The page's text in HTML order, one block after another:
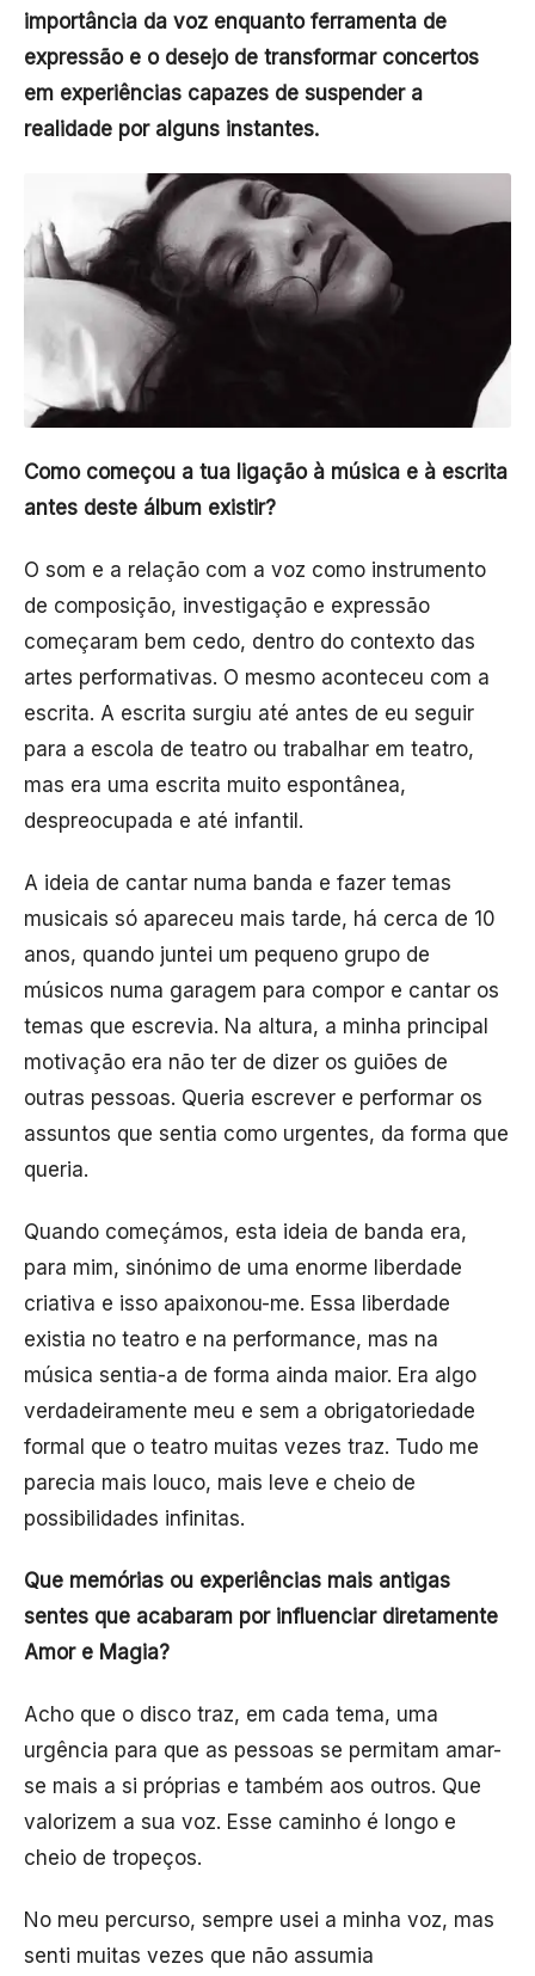
importância da voz enquanto ferramenta de
expressão e o desejo de transformar concertos
em experiências capazes de suspender a
realidade por alguns instantes.
Como começou a tua ligação à música e à escrita
antes deste álbum existir?
O som e a relação com a voz como instrumento
de composição, investigação e expressão
começaram bem cedo, dentro do contexto das
artes performativas. O mesmo aconteceu com a
escrita. A escrita surgiu até antes de eu seguir
para a escola de teatro ou trabalhar em teatro,
mas era uma escrita muito espontânea,
despreocupada e até infantil.
A ideia de cantar numa banda e fazer temas
musicais só apareceu mais tarde, há cerca de 10
anos, quando juntei um pequeno grupo de
músicos numa garagem para compor e cantar os
temas que escrevia. Na altura, a minha principal
motivação era não ter de dizer os guiões de
outras pessoas. Queria escrever e performar os
assuntos que sentia como urgentes, da forma que
queria.
Quando começámos, esta ideia de banda era,
para mim, sinónimo de uma enorme liberdade
criativa e isso apaixonou-me. Essa liberdade
existia no teatro e na performance, mas na
música sentia-a de forma ainda maior. Era algo
verdadeiramente meu e sem a obrigatoriedade
formal que o teatro muitas vezes traz. Tudo me
parecia mais louco, mais leve e cheio de
possibilidades infinitas.
Que memórias ou experiências mais antigas
sentes que acabaram por influenciar diretamente
Amor e Magia?
Acho que o disco traz, em cada tema, uma
urgência para que as pessoas se permitam amar-
se mais a si próprias e também aos outros. Que
valorizem a sua voz. Esse caminho é longo e
cheio de tropeços.
No meu percurso, sempre usei a minha voz, mas
senti muitas vezes que não assumia